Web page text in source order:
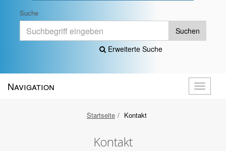
Suche
Suchen
Erweiterte Suche
öffnen
Navigation
Startseite Kontakt
Kontakt